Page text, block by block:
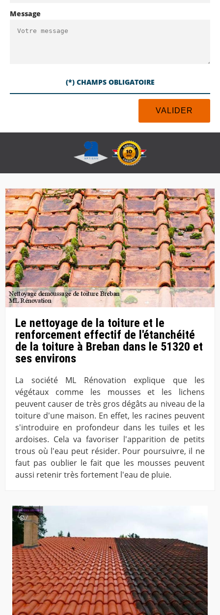
Message
(*) CHAMPS OBLIGATOIRE
Le nettoyage de la toiture et le
renforcement effectif de l'étanchéité
de la toiture à Breban dans le 51320 et
ses environs
La société ML Rénovation explique que les
végétaux comme les mousses et les lichens
peuvent causer de très gros dégâts au niveau de la
toiture d'une maison. En effet, les racines peuvent
s'introduire en profondeur dans les tuiles et les
ardoises. Cela va favoriser l'apparition de petits
trous où l'eau peut résider. Pour poursuivre, il ne
faut pas oublier le fait que les mousses peuvent
aussi retenir très fortement l'eau de pluie.